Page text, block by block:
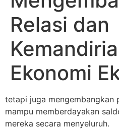
Relasi dan
Ekonomi
tetapi juga mengembangkan
mampu memberdayakan
mereka secara menyeluruh.